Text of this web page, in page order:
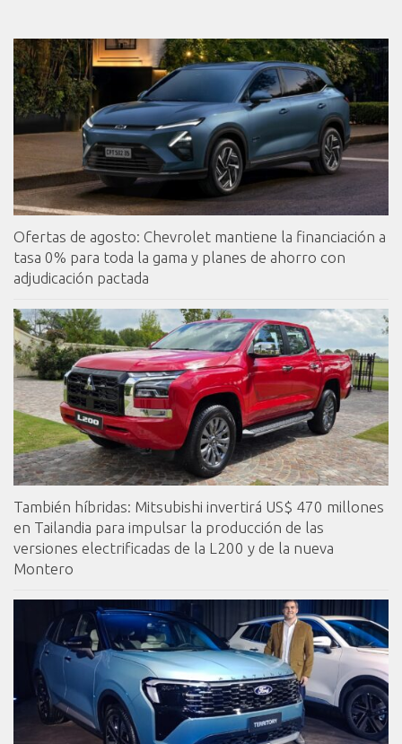
Ofertas de agosto: Chevrolet mantiene la financiación a
tasa 0% para toda la gama y planes de ahorro con
adjudicación pactada
También híbridas: Mitsubishi invertirá US$ 470 millones
en Tailandia para impulsar la producción de las
versiones electrificadas de la L200 y de la nueva
Montero